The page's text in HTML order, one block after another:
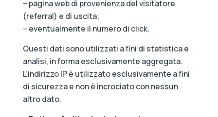
– pagina web di provenienza del visitatore
(referral) e di uscita;
– eventualmente il numero di click.
Questi dati sono utilizzati a fini di statistica e
analisi, in forma esclusivamente aggregata.
L’indirizzo IP è utilizzato esclusivamente a fini
di sicurezza e non è incrociato con nessun
altro dato.